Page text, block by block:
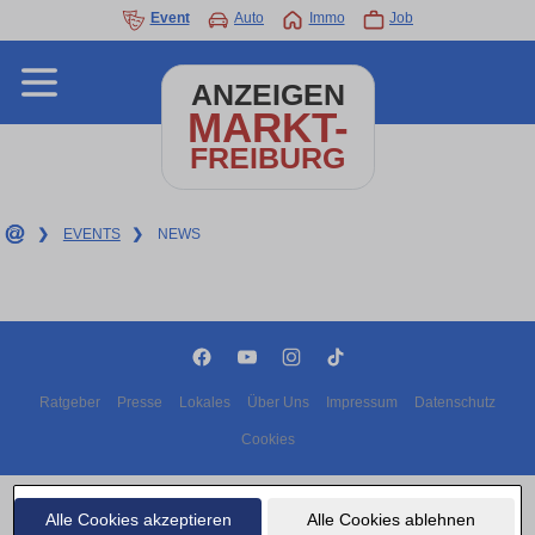
Alle Cookies akzeptieren Alle Cookies ablehnen
Event Auto Immo Job
ANZEIGEN
MARKT-
FREIBURG
❯ EVENTS ❯ NEWS
Ratgeber Presse Lokales Über Uns Impressum Datenschutz
Cookies